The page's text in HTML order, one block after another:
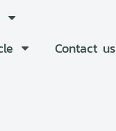
Contact us